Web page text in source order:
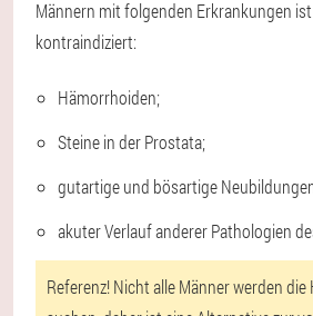
Männern mit folgenden Erkrankungen
kontraindiziert:
Hämorrhoiden;
Steine in der Prostata;
gutartige und bösartige
akuter Verlauf anderer Pathologien
Referenz! Nicht alle Männer werden